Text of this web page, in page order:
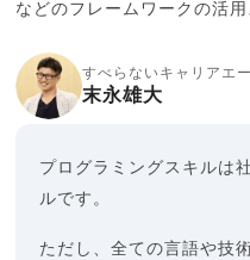
などのフレームワークの活
すべらないキャリアエ
末永雄大
プログラミングスキルは
ルです。
ただし、全ての言語や技